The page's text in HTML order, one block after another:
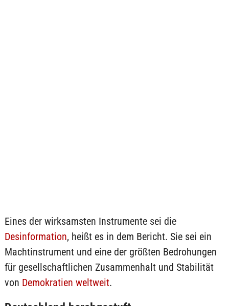
Eines der wirksamsten Instrumente sei die
Desinformation, heißt es in dem Bericht. Sie sei ein
Machtinstrument und eine der größten Bedrohungen
für gesellschaftlichen Zusammenhalt und Stabilität
von Demokratien weltweit.